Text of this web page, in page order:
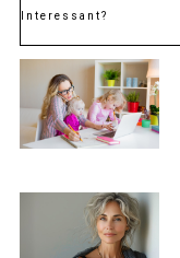
Interessant?